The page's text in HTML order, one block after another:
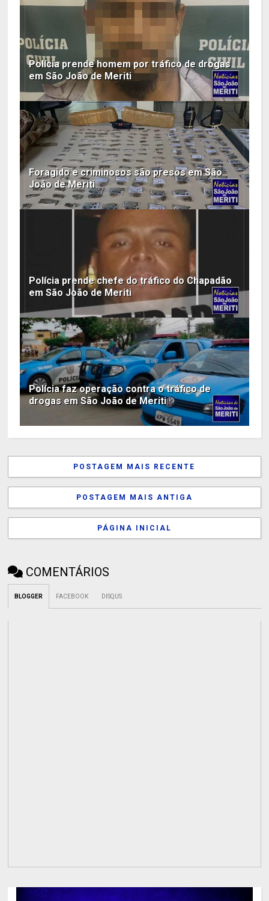
Polícia prende homem por tráfico de drogas
em São João de Meriti
Foragido e criminosos são presos em São
João de Meriti
Polícia prende chefe do tráfico do Chapadão
em São João de Meriti
Polícia faz operação contra o tráfico de
drogas em São João de Meriti
POSTAGEM MAIS RECENTE
POSTAGEM MAIS ANTIGA
PÁGINA INICIAL
COMENTÁRIOS
BLOGGER FACEBOOK DISQUS